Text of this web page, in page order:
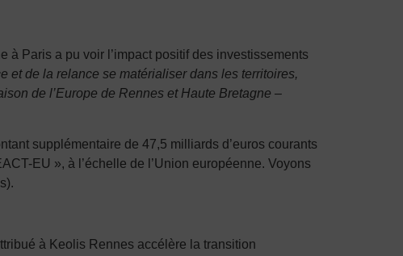
Paris a pu voir l’impact positif des investissements
et de la relance se matérialiser dans les territoires,
de l’Europe de Rennes et Haute Bretagne –
supplémentaire de 47,5 milliards d’euros courants
EU », à l’échelle de l’Union européenne. Voyons
à Keolis Rennes accélère la transition